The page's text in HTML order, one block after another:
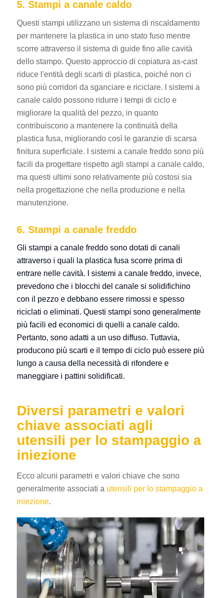
5. Stampi a canale caldo
Questi stampi utilizzano un sistema di riscaldamento
per mantenere la plastica in uno stato fuso mentre
scorre attraverso il sistema di guide fino alle cavità
dello stampo. Questo approccio di copiatura as-cast
riduce l'entità degli scarti di plastica, poiché non ci
sono più corridori da sganciare e riciclare. I sistemi a
canale caldo possono ridurre i tempi di ciclo e
migliorare la qualità del pezzo, in quanto
contribuiscono a mantenere la continuità della
plastica fusa, migliorando così le garanzie di scarsa
finitura superficiale. I sistemi a canale freddo sono più
facili da progettare rispetto agli stampi a canale caldo,
ma questi ultimi sono relativamente più costosi sia
nella progettazione che nella produzione e nella
manutenzione.
6. Stampi a canale freddo
Gli stampi a canale freddo sono dotati di canali
attraverso i quali la plastica fusa scorre prima di
entrare nelle cavità. I sistemi a canale freddo, invece,
prevedono che i blocchi del canale si solidifichino
con il pezzo e debbano essere rimossi e spesso
riciclati o eliminati. Questi stampi sono generalmente
più facili ed economici di quelli a canale caldo.
Pertanto, sono adatti a un uso diffuso. Tuttavia,
producono più scarti e il tempo di ciclo può essere più
lungo a causa della necessità di rifondere e
maneggiare i pattini solidificati.
Diversi parametri e valori
chiave associati agli
utensili per lo stampaggio a
iniezione
Ecco alcuni parametri e valori chiave che sono
generalmente associati a utensili per lo stampaggio a
iniezione.